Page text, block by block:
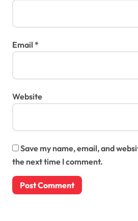
Email *
Website
Save my name, email, and
the next time I comment.